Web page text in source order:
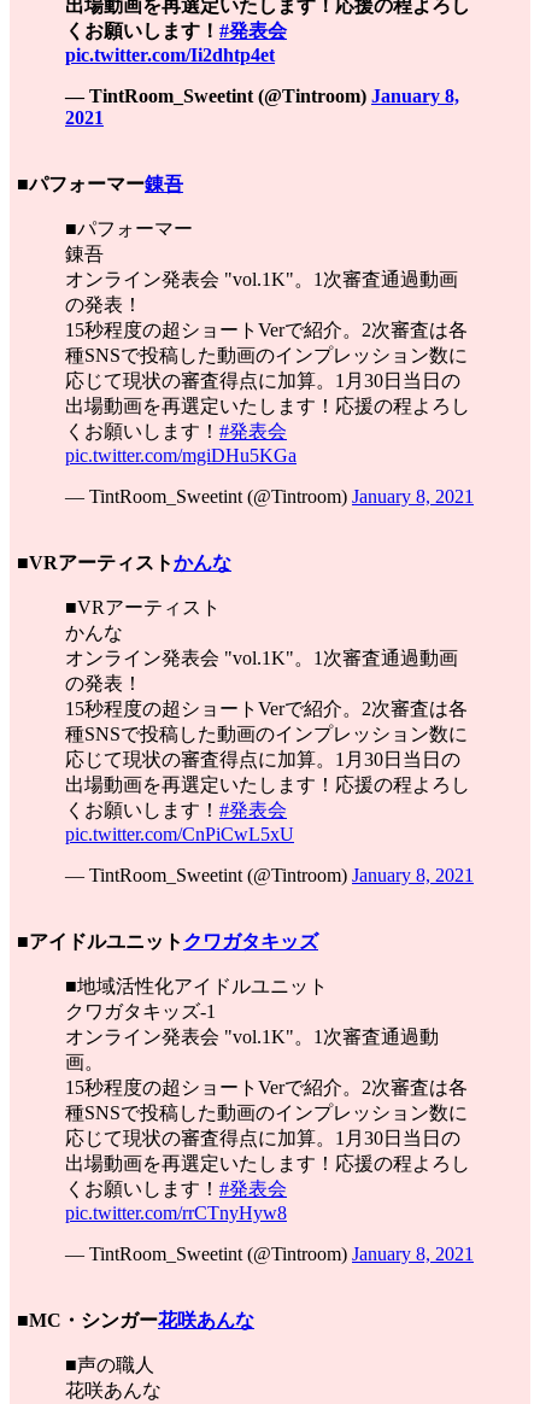
出場動画を再選定いたします！応援の程よろし
くお願いします！ #発表会
pic.twitter.com/Ii2dhtp4et
— TintRoom_Sweetint (@Tintroom) January 8,
2021
■パフォーマー錬吾
■パフォーマー
錬吾
オンライン発表会 "vol.1K"。1次審査通過動画
の発表！
15秒程度の超ショートVerで紹介。2次審査は各
種SNSで投稿した動画のインプレッション数に
応じて現状の審査得点に加算。1月30日当日の
出場動画を再選定いたします！応援の程よろし
くお願いします！ #発表会
pic.twitter.com/mgiDHu5KGa
— TintRoom_Sweetint (@Tintroom) January 8, 2021
■VRアーティストかんな
■VRアーティスト
かんな
オンライン発表会 "vol.1K"。1次審査通過動画
の発表！
15秒程度の超ショートVerで紹介。2次審査は各
種SNSで投稿した動画のインプレッション数に
応じて現状の審査得点に加算。1月30日当日の
出場動画を再選定いたします！応援の程よろし
くお願いします！ #発表会
pic.twitter.com/CnPiCwL5xU
— TintRoom_Sweetint (@Tintroom) January 8, 2021
■アイドルユニット クワガタキッズ
■地域活性化アイドルユニット
クワガタキッズ-1
オンライン発表会 "vol.1K"。1次審査通過動
画。
15秒程度の超ショートVerで紹介。2次審査は各
種SNSで投稿した動画のインプレッション数に
応じて現状の審査得点に加算。1月30日当日の
出場動画を再選定いたします！応援の程よろし
くお願いします！ #発表会
pic.twitter.com/rrCTnyHyw8
— TintRoom_Sweetint (@Tintroom) January 8, 2021
■MC・シンガー花咲あんな
■声の職人
花咲あんな